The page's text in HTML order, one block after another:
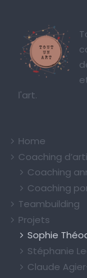
l'art.
Home
Coaching
Coaching
Coaching
Teambuilding
Projets
Sophie
Stéphanie
Claude